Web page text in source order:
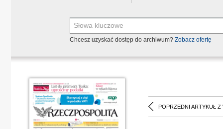
Chcesz uzyskać dostęp do archiwum? Zobacz ofertę
POPRZEDNI ARTYKUŁ Z